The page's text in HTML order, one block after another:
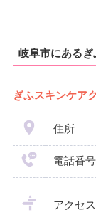
岐阜市にある
ぎふスキンケア
住所
電話番号
アクセス